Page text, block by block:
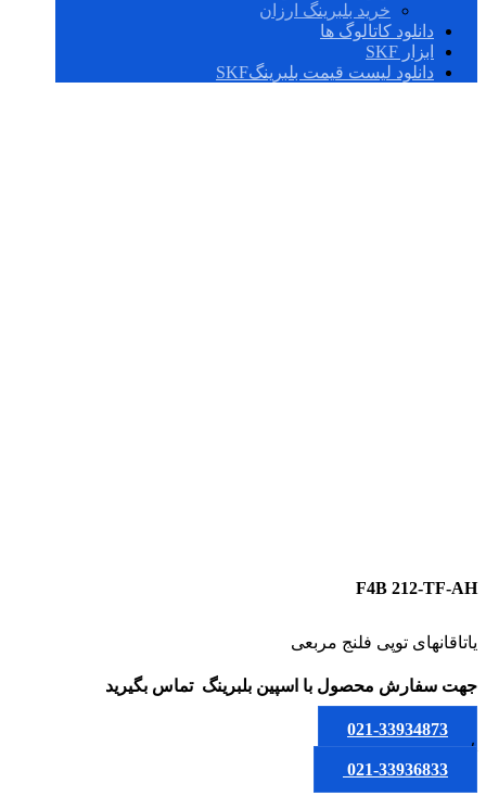
خرید بلبرینگ ارزان
دانلود کاتالوگ ها
ابزار SKF
دانلود لیست قیمت بلبرینگSKF
F4B 212-TF-AH
یاتاقانهای توپی فلنج مربعی
جهت سفارش محصول با اسپین بلبرینگ تماس بگیرید
021-33934873
یا
021-33936833